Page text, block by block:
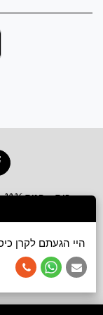
בית חנות 2026
זכויות יוצרים © 2026 כל הזכויות שמורות -
היי הגעתם לקרן